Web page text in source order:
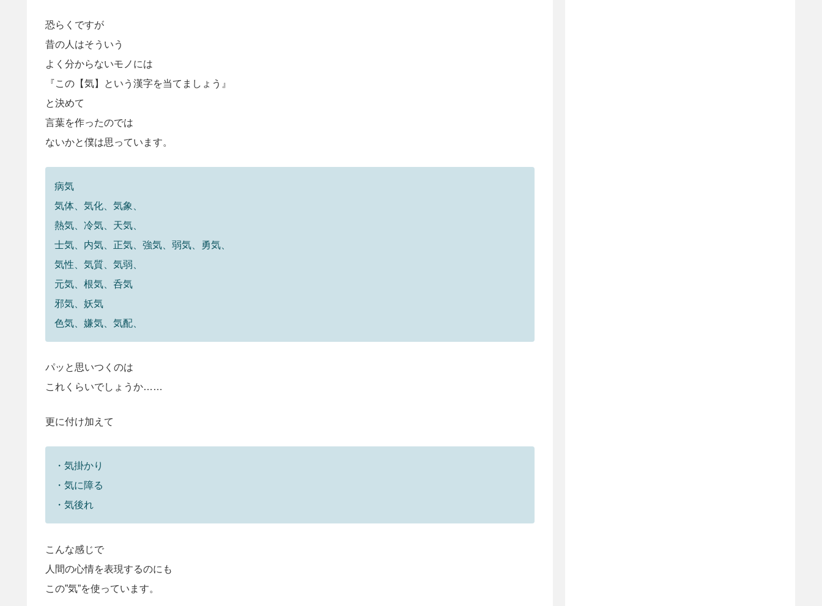
恐らくですが
昔の人はそういう
よく分からないモノには
『この【気】という漢字を当てましょう』
と決めて
言葉を作ったのでは
ないかと僕は思っています。
病気
気体、気化、気象、
熱気、冷気、天気、
士気、内気、正気、強気、弱気、勇気、
気性、気質、気弱、
元気、根気、呑気
邪気、妖気
色気、嫌気、気配、
パッと思いつくのは
これくらいでしょうか……
更に付け加えて
・気掛かり
・気に障る
・気後れ
こんな感じで
人間の心情を表現するのにも
この”気”を使っています。